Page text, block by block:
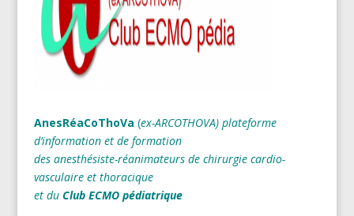
AnesRéaCoThoVa (ex-ARCOTHOVA) plateforme
d’information et de formation
des anesthésiste-réanimateurs de chirurgie cardio-
vasculaire et thoracique
et du Club ECMO pédiatrique